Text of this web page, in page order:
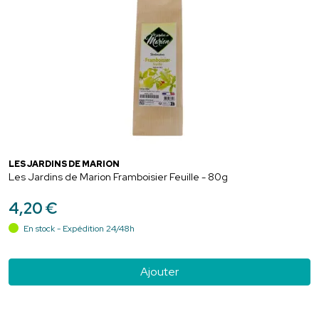
LES JARDINS DE MARION
Les Jardins de Marion Framboisier Feuille - 80g
4,20€
En stock - Expédition 24/48h
Ajouter